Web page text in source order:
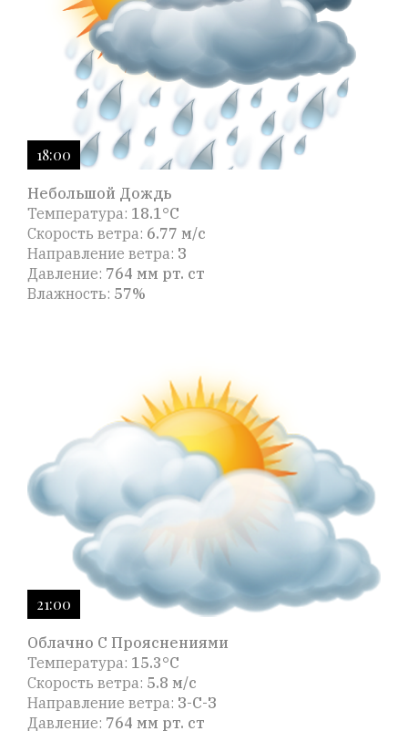
18:00
Небольшой Дождь
Температура: 18.1°C
Скорость ветра: 6.77 м/с
Направление ветра: З
Давление: 764 мм рт. ст
Влажность: 57%
21:00
Облачно С Прояснениями
Температура: 15.3°C
Скорость ветра: 5.8 м/с
Направление ветра: З-С-З
Давление: 764 мм рт. ст